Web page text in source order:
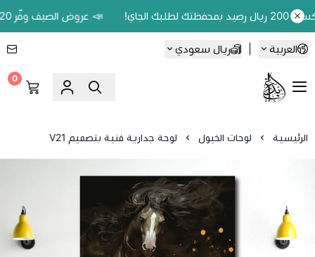
📣 عروض الصيف وفّر 20% على اللوحات الحين.. واكسب 200 ريال رصيد بمحفظتك لطلبك الجاي!
العربية ريال سعودي
Ebbdaa art
0
الرئيسية لوحات الخيول لوحة جدارية فنية بتصميم V21